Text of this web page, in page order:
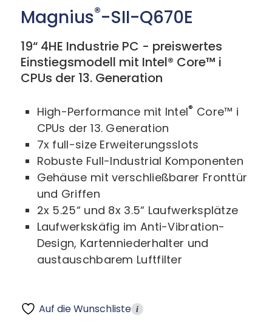
Magnius®-SII-Q670E
19“ 4HE Industrie PC - preiswertes
Einstiegsmodell mit Intel® Core™ i
CPUs der 13. Generation
High-Performance mit Intel® Core™ i
CPUs der 13. Generation
7x full-size Erweiterungsslots
Robuste Full-Industrial Komponenten
Gehäuse mit verschließbarer Fronttür
und Griffen
2x 5.25“ und 8x 3.5“ Laufwerksplätze
Laufwerkskäfig im Anti-Vibration-
Design, Kartenniederhalter und
austauschbarem Luftfilter
Auf die Wunschliste i